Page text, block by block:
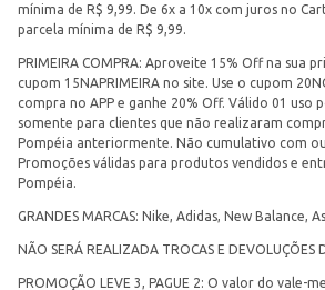
mínima de R$ 9,99. De 6x a 10x com juros no
parcela mínima de R$ 9,99.
PRIMEIRA COMPRA: Aproveite 15% Off na sua
cupom 15NAPRIMEIRA no site. Use o cupom
compra no APP e ganhe 20% Off. Válido 01 uso
somente para clientes que não realizaram
Pompéia anteriormente. Não cumulativo com
Promoções válidas para produtos vendidos e
Pompéia.
GRANDES MARCAS: Nike, Adidas, New Balance,
NÃO SERÁ REALIZADA TROCAS E DEVOLUÇÕES
PROMOÇÃO LEVE 3, PAGUE 2: O valor do vale-